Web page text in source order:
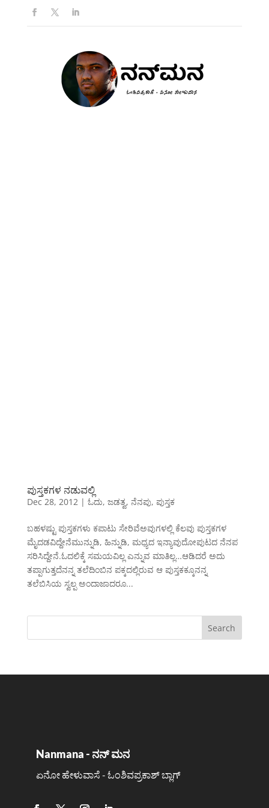
ಪುಸ್ತಕಗಳ ನಡುವಲ್ಲಿ
Dec 28, 2012| ಓದು, ಜಡತ್ವ, ನೆನಪು, ಪುಸ್ತಕ
ಬಹಳಷ್ಟು ಪುಸ್ತಕಗಳು ಕಪಾಟು ಸೇರಿವೆಅವುಗಳಲ್ಲಿ ಕೆಲವು ಪುಸ್ತಕಗಳ
ಮೈದಡವಿದ್ದೇನೆಮುನ್ನುಡಿ, ಹಿನ್ನುಡಿ, ಮಧ್ಯದ ಇನ್ಯಾವುದೋಪುಟದ ನೆನಪ
ಸರಿಸಿದ್ದೇನೆ.ಓದಲಿಕ್ಕೆ ಸಮಯವಿಲ್ಲ ಎನ್ನುವ ಮಾತಿಲ್ಲ…ಆಡಿದರೆ ಅದು
ತಪ್ಪಾಗುತ್ತದೆನನ್ನ ತಲೆದಿಂಬಿನ ಪಕ್ಕದಲ್ಲಿರುವ ಆ ಪುಸ್ತಕಕ್ಕೂನನ್ನ
ತಲೆಬಿಸಿಯ ಸ್ವಲ್ಪ ಅಂದಾಜಾದರೂ...
Nanmana - ನನ್ ಮನ
ಏನೋ ಹೇಳುವಾಸೆ - ಓಂಶಿವಪ್ರಕಾಶ್ ಬ್ಲಾಗ್